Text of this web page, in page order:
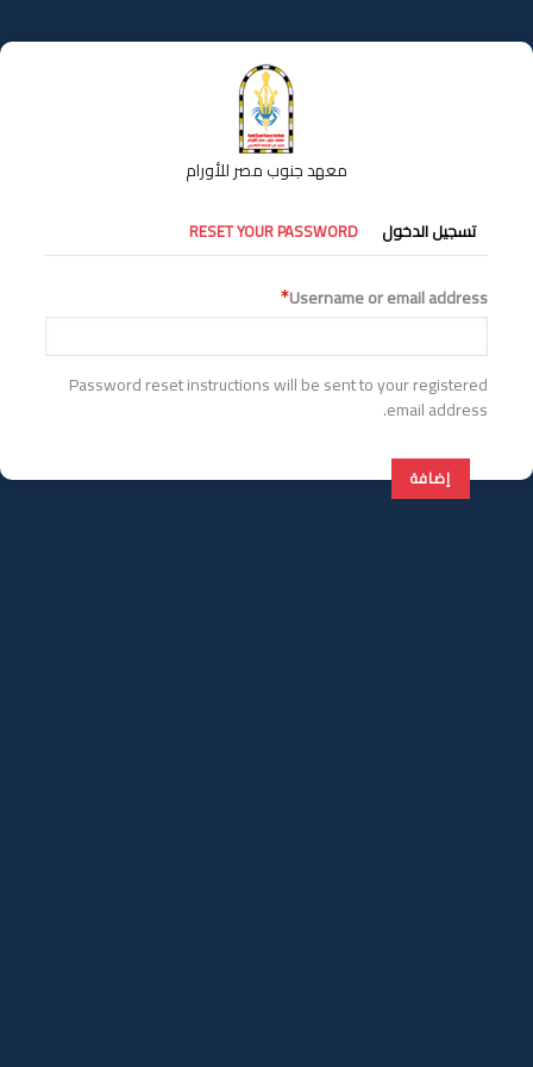
إلى
المحتوى
معهد جنوب مصر للأورام
التبويبات
الأساسية
تسجيل الدخول RESET YOUR PASSWORD
Username or email address
Password reset instructions will be sent to your registered
email address.